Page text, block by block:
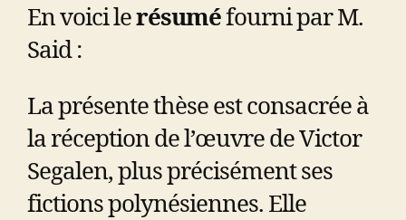
En voici lerésuméfourni par M.
Said :
La présente thèse est consacrée à
la réception de l’œuvre de Victor
Segalen, plus précisément ses
fictions polynésiennes. Elle